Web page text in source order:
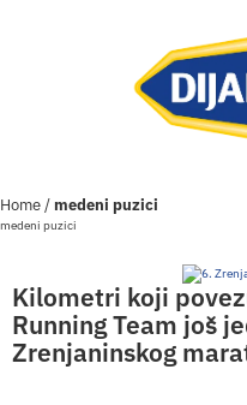
Home/ medeni puzici
medeni puzici
Kilometri koji
Running Team još
Zrenjaninskog